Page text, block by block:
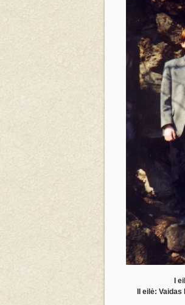
I
II eilė: